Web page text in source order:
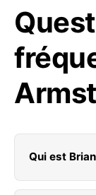
Qui est